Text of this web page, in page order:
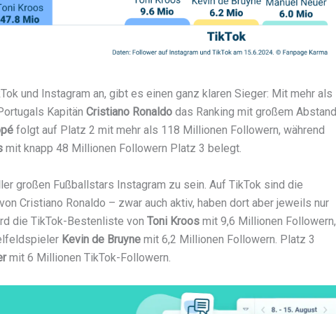
und Instagram an, gibt es einen ganz klaren Sieger: Mit mehr als
Kapitän Cristiano Ronaldo das Ranking mit großem Abstand
folgt auf Platz 2 mit mehr als 118 Millionen Followern, während
mit knapp 48 Millionen Followern Platz 3 belegt.
großen Fußballstars Instagram zu sein. Auf TikTok sind die
Cristiano Ronaldo – zwar auch aktiv, haben dort aber jeweils nur
die TikTok-Bestenliste von Toni Kroos mit 9,6 Millionen Followern,
Kevin de Bruyne mit 6,2 Millionen Followern. Platz 3
mit 6 Millionen TikTok-Followern.